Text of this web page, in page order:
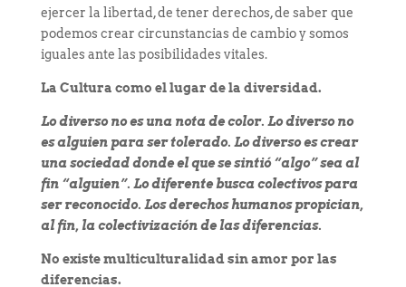
ejercer la libertad, de tener derechos, de saber que
podemos crear circunstancias de cambio y somos
iguales ante las posibilidades vitales.
La Cultura como el lugar de la diversidad.
Lo diverso no es una nota de color. Lo diverso no
es alguien para ser tolerado. Lo diverso es crear
una sociedad donde el que se sintió “algo” sea al
fin “alguien”. Lo diferente busca colectivos para
ser reconocido. Los derechos humanos propician,
al fin, la colectivización de las diferencias.
No existe multiculturalidad sin amor por las
diferencias.